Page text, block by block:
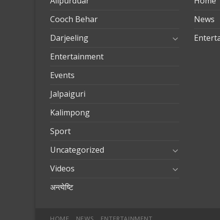
Cooch Behar
Darjeeling
Entertainment
Events
Jalpaiguri
Kalimpong
Sport
Uncategorized
Videos
अन्त्येष्टि
News